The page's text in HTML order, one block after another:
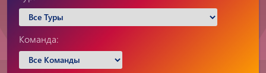
Команда: